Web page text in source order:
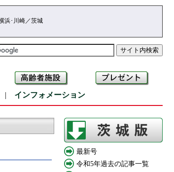
浜･川崎／茨城
| インフォメーション
最新号
令和5年過去の記事一覧